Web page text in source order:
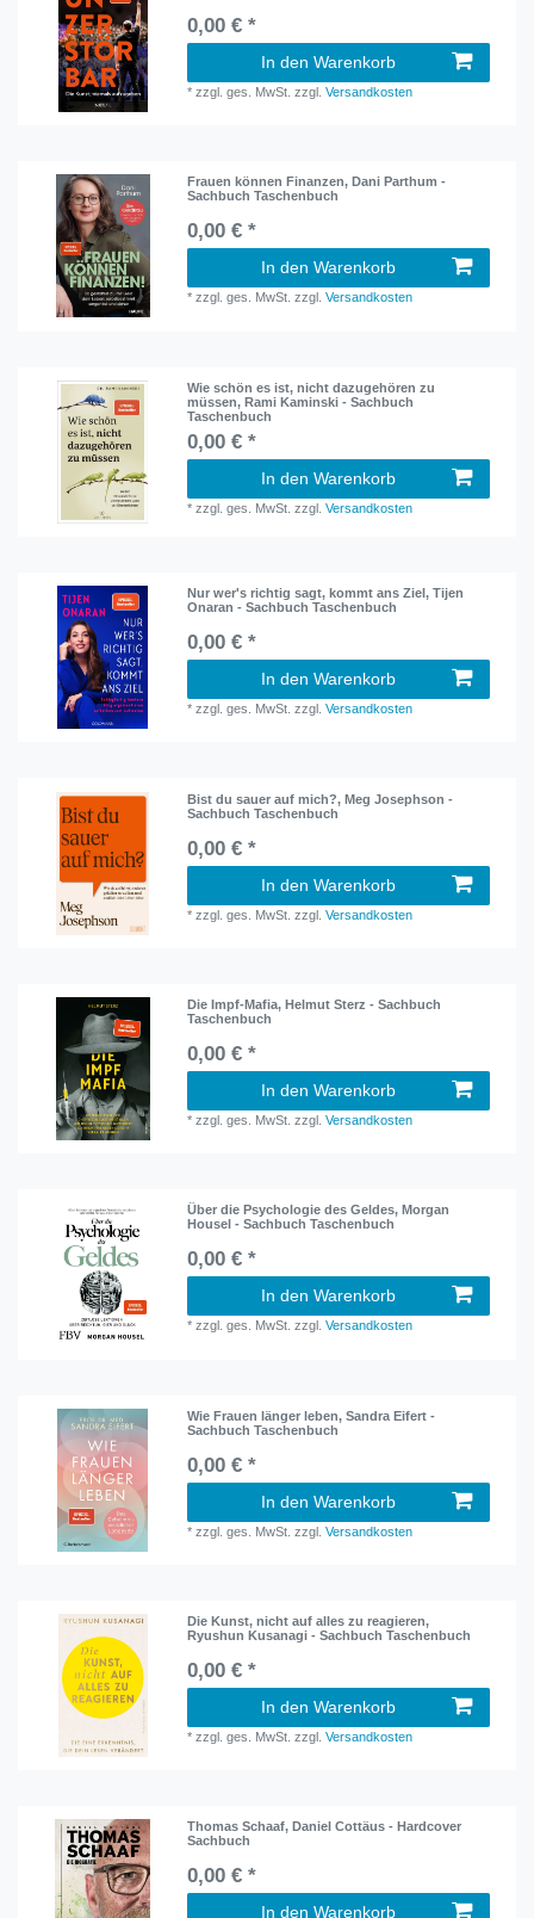
0,00 € *
In den Warenkorb
*zzgl. ges. MwSt. zzgl.Versandkosten
Frauen können Finanzen, Dani Parthum -
Sachbuch Taschenbuch
0,00 € *
In den Warenkorb
*zzgl. ges. MwSt. zzgl.Versandkosten
Wie schön es ist, nicht dazugehören zu
müssen, Rami Kaminski - Sachbuch
Taschenbuch
0,00 € *
In den Warenkorb
*zzgl. ges. MwSt. zzgl.Versandkosten
Nur wer's richtig sagt, kommt ans Ziel, Tijen
Onaran - Sachbuch Taschenbuch
0,00 € *
In den Warenkorb
*zzgl. ges. MwSt. zzgl.Versandkosten
Bist du sauer auf mich?, Meg Josephson -
Sachbuch Taschenbuch
0,00 € *
In den Warenkorb
*zzgl. ges. MwSt. zzgl.Versandkosten
Die Impf-Mafia, Helmut Sterz - Sachbuch
Taschenbuch
0,00 € *
In den Warenkorb
*zzgl. ges. MwSt. zzgl.Versandkosten
Über die Psychologie des Geldes, Morgan
Housel - Sachbuch Taschenbuch
0,00 € *
In den Warenkorb
*zzgl. ges. MwSt. zzgl.Versandkosten
Wie Frauen länger leben, Sandra Eifert -
Sachbuch Taschenbuch
0,00 € *
In den Warenkorb
*zzgl. ges. MwSt. zzgl.Versandkosten
Die Kunst, nicht auf alles zu reagieren,
Ryushun Kusanagi - Sachbuch Taschenbuch
0,00 € *
In den Warenkorb
*zzgl. ges. MwSt. zzgl.Versandkosten
Thomas Schaaf, Daniel Cottäus - Hardcover
Sachbuch
0,00 € *
In den Warenkorb